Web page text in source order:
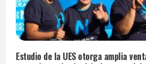
Estudio de la UES otorga amplia